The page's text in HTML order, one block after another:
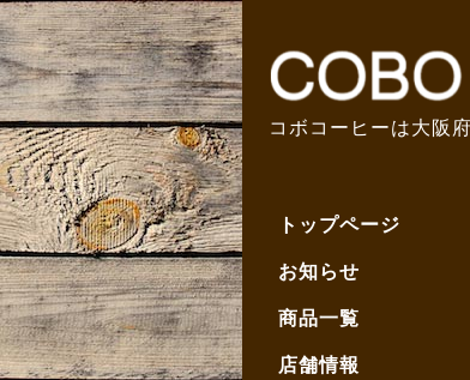
コボコーヒーは大阪
トップページ
お知らせ
商品一覧
店舗情報